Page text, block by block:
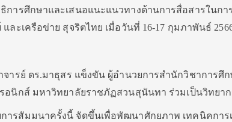
การศึกษาและเสนอแนะแนวทางด้านการสื่อสารในก
และเครือข่าย สุจริตไทย เมื่อวันที่ 16-17 กุมภาพันธ์
จารย์ ดร.มาธุสร แข็งขัน ผู้อำนวยการสำนักวิชาการศึ
อนิกส์ มหาวิทยาลัยราชภัฏสวนสุนันทา ร่วมเป็นวิทยา
ารสัมมนาครั้งนี้ จัดขึ้นเพื่อพัฒนาศักยภาพ เทคนิคการ